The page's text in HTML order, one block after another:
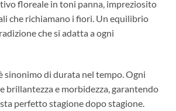
floreale in toni panna, impreziosito
che richiamano i fiori. Un equilibrio
che si adatta a ogni
sinonimo di durata nel tempo. Ogni
brillantezza e morbidezza, garantendo
perfetto stagione dopo stagione.